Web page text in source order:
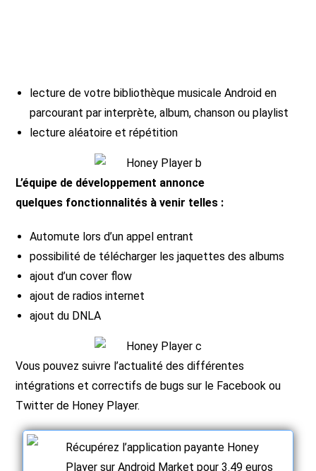
lecture de votre bibliothèque musicale Android en
parcourant par interprète, album, chanson ou playlist
lecture aléatoire et répétition
L’équipe de développement annonce
quelques fonctionnalités à venir telles :
Automute lors d’un appel entrant
possibilité de télécharger les jaquettes des albums
ajout d’un cover flow
ajout de radios internet
ajout du DNLA
Vous pouvez suivre l’actualité des différentes
intégrations et correctifs de bugs sur le Facebook ou
Twitter de Honey Player.
Récupérez l’application payante Honey
Player sur Android Market pour 3.49 euros